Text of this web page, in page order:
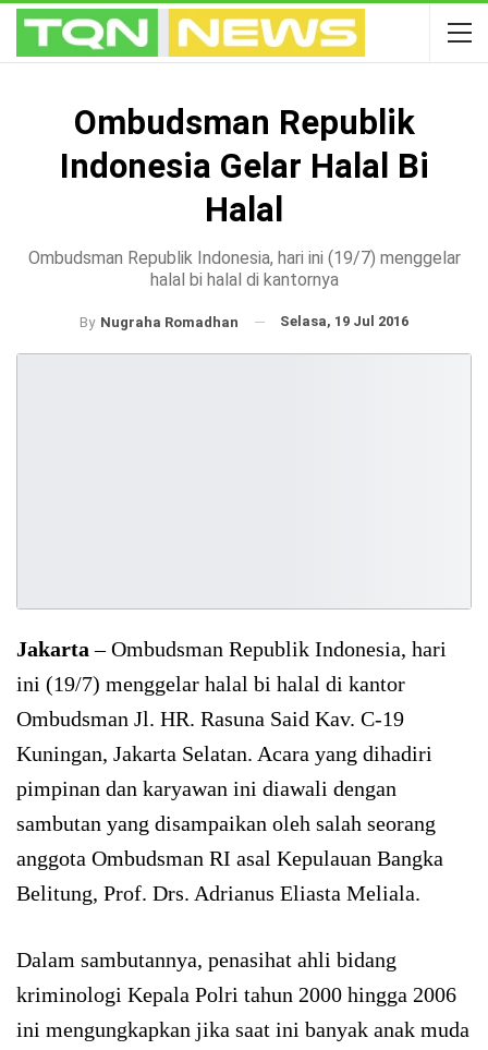
Ombudsman Republik
Indonesia Gelar Halal Bi
Halal
Ombudsman Republik Indonesia, hari ini (19/7) menggelar
halal bi halal di kantornya
By Nugraha Romadhan Selasa, 19 Jul 2016
Jakarta – Ombudsman Republik Indonesia, hari
ini (19/7) menggelar halal bi halal di kantor
Ombudsman Jl. HR. Rasuna Said Kav. C-19
Kuningan, Jakarta Selatan. Acara yang dihadiri
pimpinan dan karyawan ini diawali dengan
sambutan yang disampaikan oleh salah seorang
anggota Ombudsman RI asal Kepulauan Bangka
Belitung, Prof. Drs. Adrianus Eliasta Meliala.
Dalam sambutannya, penasihat ahli bidang
kriminologi Kepala Polri tahun 2000 hingga 2006
ini mengungkapkan jika saat ini banyak anak muda